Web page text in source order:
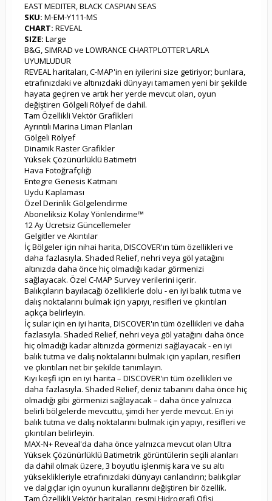
EAST MEDITER, BLACK CASPIAN SEAS
SKU: M-EM-Y111-MS
CHART: REVEAL
SIZE: Large
B&G, SIMRAD ve LOWRANCE CHARTPLOTTER'LARLA
UYUMLUDUR
REVEAL haritaları, C-MAP'in en iyilerini size getiriyor; bunlara,
etrafınızdaki ve altınızdaki dünyayı tamamen yeni bir şekilde
hayata geçiren ve artık her yerde mevcut olan, oyun
değiştiren Gölgeli Rölyef de dahil.
Tam Özellikli Vektör Grafikleri
Ayrıntılı Marina Liman Planları
Gölgeli Rölyef
Dinamik Raster Grafikler
Yüksek Çözünürlüklü Batimetri
Hava Fotoğrafçılığı
Entegre Genesis Katmanı
Uydu Kaplaması
Özel Derinlik Gölgelendirme
Aboneliksiz Kolay Yönlendirme™
12 Ay Ücretsiz Güncellemeler
Gelgitler ve Akıntılar
İç Bölgeler için nihai harita, DISCOVER'ın tüm özellikleri ve
daha fazlasıyla. Shaded Relief, nehri veya göl yatağını
altınızda daha önce hiç olmadığı kadar görmenizi
sağlayacak. Özel C-MAP Survey verilerini içerir.
Balıkçıların bayılacağı özelliklerle dolu - en iyi balık tutma ve
dalış noktalarını bulmak için yapıyı, resifleri ve çıkıntıları
açıkça belirleyin.
İç sular için en iyi harita, DISCOVER'ın tüm özellikleri ve daha
fazlasıyla. Shaded Relief, nehri veya göl yatağını daha önce
hiç olmadığı kadar altınızda görmenizi sağlayacak - en iyi
balık tutma ve dalış noktalarını bulmak için yapıları, resifleri
ve çıkıntıları net bir şekilde tanımlayın.
Kıyı keşfi için en iyi harita – DISCOVER'ın tüm özellikleri ve
daha fazlasıyla. Shaded Relief, deniz tabanını daha önce hiç
olmadığı gibi görmenizi sağlayacak – daha önce yalnızca
belirli bölgelerde mevcuttu, şimdi her yerde mevcut. En iyi
balık tutma ve dalış noktalarını bulmak için yapıyı, resifleri ve
çıkıntıları belirleyin.
MAX-N+ Reveal'da daha önce yalnızca mevcut olan Ultra
Yüksek Çözünürlüklü Batimetrik görüntülerin seçili alanları
da dahil olmak üzere, 3 boyutlu işlenmiş kara ve su altı
yükseklikleriyle etrafınızdaki dünyayı canlandırın; balıkçılar
ve dalgıçlar için oyunun kurallarını değiştiren bir özellik.
Tam Özellikli Vektör haritaları, resmi Hidrografi Ofisi